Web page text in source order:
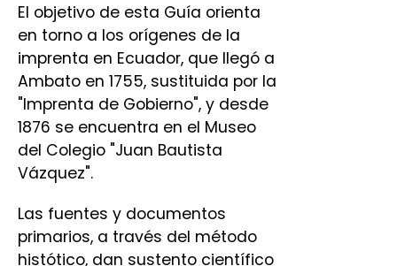
El objetivo de esta Guía orienta
en torno a los orígenes de la
imprenta en Ecuador, que llegó a
Ambato en 1755, sustituida por la
"Imprenta de Gobierno", y desde
1876 se encuentra en el Museo
del Colegio "Juan Bautista
Vázquez".
Las fuentes y documentos
primarios, a través del método
histótico, dan sustento científico